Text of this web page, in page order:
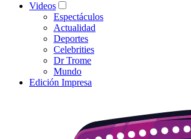
Videos
Espectáculos
Actualidad
Deportes
Celebrities
Dr Trome
Mundo
Edición Impresa